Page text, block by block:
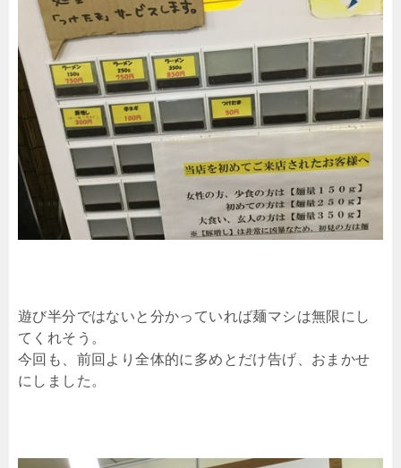
遊び半分ではないと分かっていれば麺マシは無限にし
てくれそう。
今回も、前回より全体的に多めとだけ告げ、おまかせ
にしました。